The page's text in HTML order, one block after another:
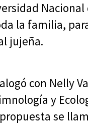
la familia,
jujeña.
con Nelly
y
se